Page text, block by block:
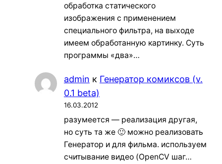
обработка статического
изображения с применением
специального фильтра, на выходе
имеем обработанную картинку. Суть
программы «два»…
admin к Генератор комиксов (v.
0.1 beta)
16.03.2012
разумеется — реализация другая,
но суть та же 🙂 можно реализовать
Генератор и для фильма. используем
считывание видео (OpenCV шаг…